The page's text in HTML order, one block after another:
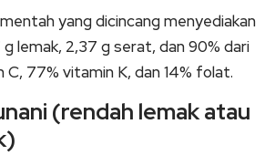
yang dicincang menyediakan
lemak, 2,37 g serat, dan 90% dari
C, 77% vitamin K, dan 14% folat.
(rendah lemak atau